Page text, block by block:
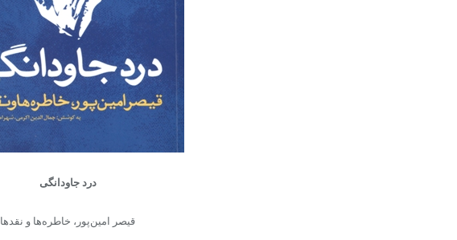
درد جاودانگی
قیصر امین‌پور، خاطره‌ها و نقدها